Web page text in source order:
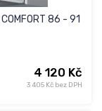
86 - 91
3 405 Kč bez DPH
4 120 Kč